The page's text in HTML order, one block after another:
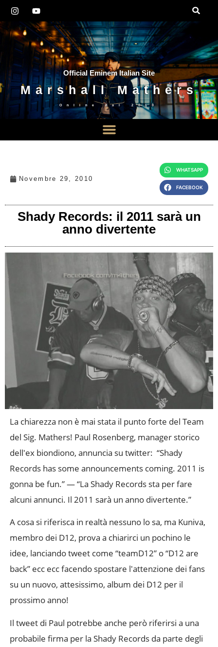
Official Eminem Italian Site
Marshall Mathers
Online dal 2010
Novembre 29, 2010
WHATSAPP
FACEBOOK
Shady Records: il 2011 sarà un
anno divertente
La chiarezza non è mai stata il punto forte del Team
del Sig. Mathers! Paul Rosenberg, manager storico
dell'ex biondiono, annuncia su twitter: “Shady
Records has some announcements coming. 2011 is
gonna be fun.” — “La Shady Records sta per fare
alcuni annunci. Il 2011 sarà un anno divertente.”
A cosa si riferisca in realtà nessuno lo sa, ma Kuniva,
membro dei D12, prova a chiarirci un pochino le
idee, lanciando tweet come “teamD12” o “D12 are
back” ecc ecc facendo spostare l'attenzione dei fans
su un nuovo, attesissimo, album dei D12 per il
prossimo anno!
Il tweet di Paul potrebbe anche però riferirsi a una
probabile firma per la Shady Records da parte degli